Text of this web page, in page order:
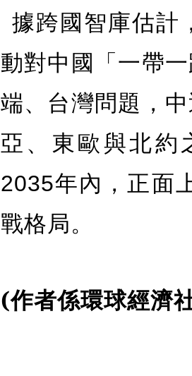
據跨國智庫估計
動對中國「一帶
端、台灣問題，
亞、東歐與北約
2035年內，正面
戰格局。
(作者係環球經濟